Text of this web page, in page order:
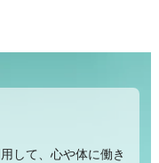
して、心や体に働き